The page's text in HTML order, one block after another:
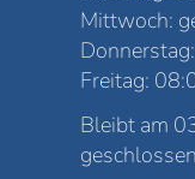
Mittwoch:
Freitag:
Bleibt am